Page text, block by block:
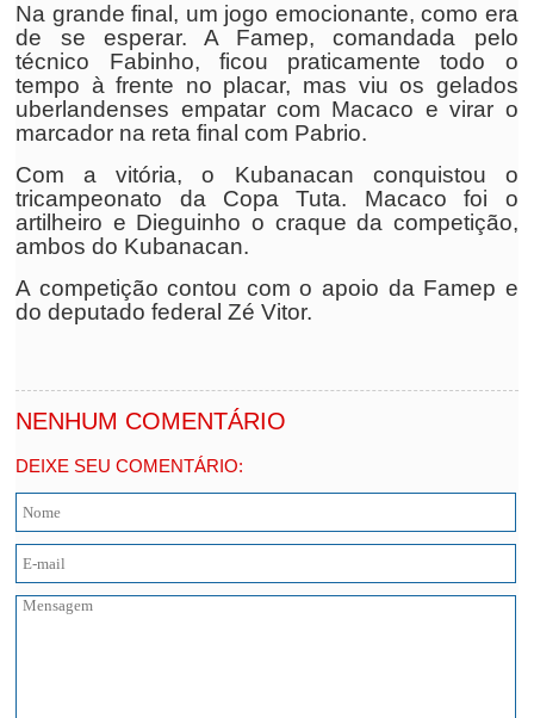
Na grande final, um jogo emocionante, como era
de se esperar. A Famep, comandada pelo
técnico Fabinho, ficou praticamente todo o
tempo à frente no placar, mas viu os gelados
uberlandenses empatar com Macaco e virar o
marcador na reta final com Pabrio.
Com a vitória, o Kubanacan conquistou o
tricampeonato da Copa Tuta. Macaco foi o
artilheiro e Dieguinho o craque da competição,
ambos do Kubanacan.
A competição contou com o apoio da Famep e
do deputado federal Zé Vitor.
NENHUM COMENTÁRIO
DEIXE SEU COMENTÁRIO: